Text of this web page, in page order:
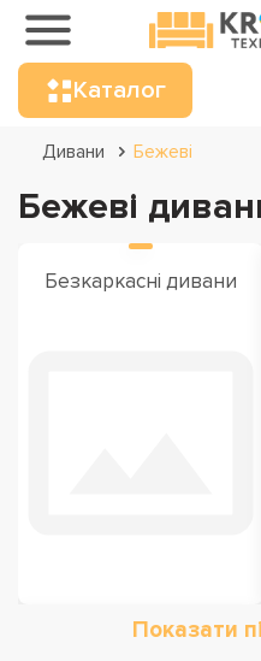
Каталог
Дивани Бежеві
Бежеві
Безкаркасні дивани
Розкладні дивани
Показати